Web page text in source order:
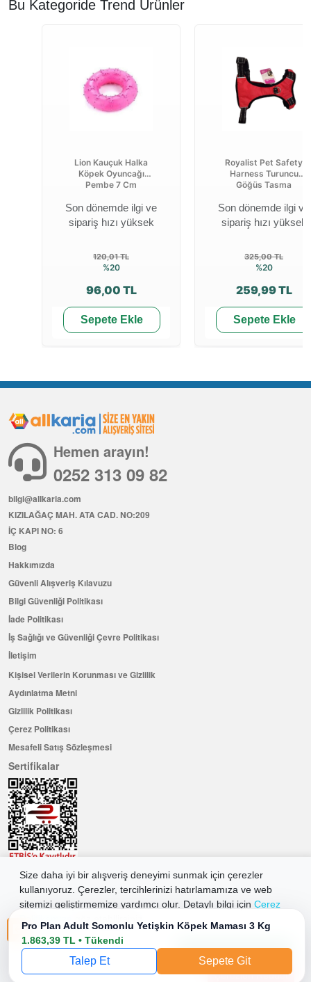
Bu Kategoride Trend Ürünler
Lion Kauçuk Halka
Köpek Oyuncağı
Pembe 7 Cm
Son dönemde ilgi ve
sipariş hızı yüksek
120,01 TL
%20
96,00 TL
Sepete Ekle
Royalist Pet Safety
Harness Turuncu
Göğüs Tasma
Son dönemde ilgi ve
sipariş hızı yüksek
325,00 TL
%20
259,99 TL
Sepete Ekle
Pro Plan Adult Somonlu Yetişkin Köpek Maması 3 Kg
1.863,39 TL • Tükendi
Talep Et Sepete Git
Size daha iyi bir alışveriş deneyimi sunmak için çerezler
kullanıyoruz. Çerezler, tercihlerinizi hatırlamamıza ve web
sitemizi geliştirmemize yardımcı olur. Detaylı bilgi için Çerez
Tüm Çerezleri Kabul Et
Çerezleri Reddet
Hemen arayın!
0252 313 09 82
bilgi@allkaria.com
KIZILAĞAÇ MAH. ATA CAD. NO:209
İÇ KAPI NO: 6
Blog
Hakkımızda
Güvenli Alışveriş Kılavuzu
Bilgi Güvenliği Politikası
İade Politikası
İş Sağlığı ve Güvenliği Çevre Politikası
İletişim
Kişisel Verilerin Korunması ve Gizlilik
Aydınlatma Metni
Gizlilik Politikası
Çerez Politikası
Mesafeli Satış Sözleşmesi
Sertifikalar
Hemen Üye Olun ...ve 100 ₺ değerinde indirim kuponu kazanın
Üye Ol
2026 Allkaria Elektronik Tic. A.Ş. Her Hakkı Saklıdır.